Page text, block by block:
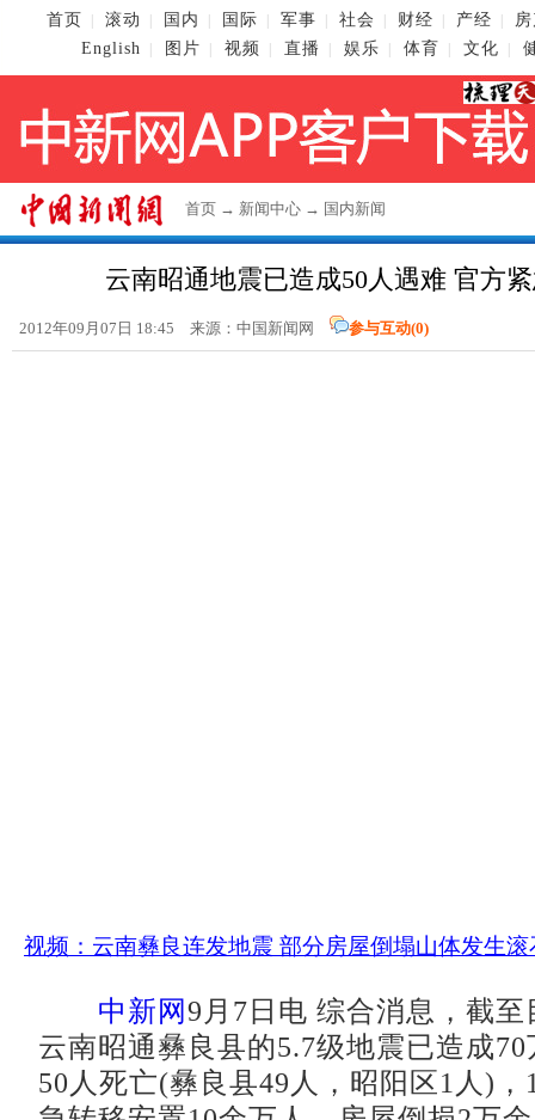
首页 滚动 国内 国际 军事 社会 财经 产经
English
图片 视频 直播 娱乐 体育 文化
首页 → 新闻中心 → 国内新闻
云南昭通地震已造成50人遇难 官方
2012年09月07日 18:45 来源： 中国新闻网 参与互动(0)
视频：云南彝良连发地震 部分房屋倒塌山体发生滚
中新网 9月7日电 综合消息，截
云南昭通彝良县的5.7级地震已造成
50人死亡(彝良县49人，昭阳区1人)，